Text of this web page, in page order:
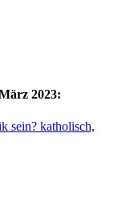
2023:
sein? katholisch,